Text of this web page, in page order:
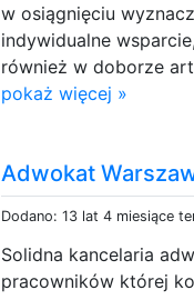
w osiągnięciu
indywidualne
również w doborze
pokaż więcej »
Adwokat
Dodano: 13 lat 4 miesiące
Solidna kancelaria
pracowników której